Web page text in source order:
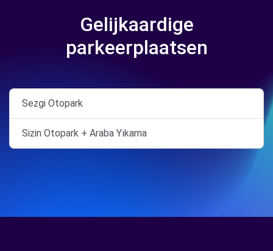
Gelijkaardige
parkeerplaatsen
Sezgi Otopark
Sizin Otopark + Araba Yıkama